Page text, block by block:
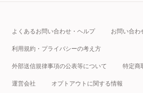
よくあるお問い合わせ・ヘルプ お問い合わ
利用規約・プライバシーの考え方
外部送信規律事項の公表等について 特定商
運営会社 オプトアウトに関する情報